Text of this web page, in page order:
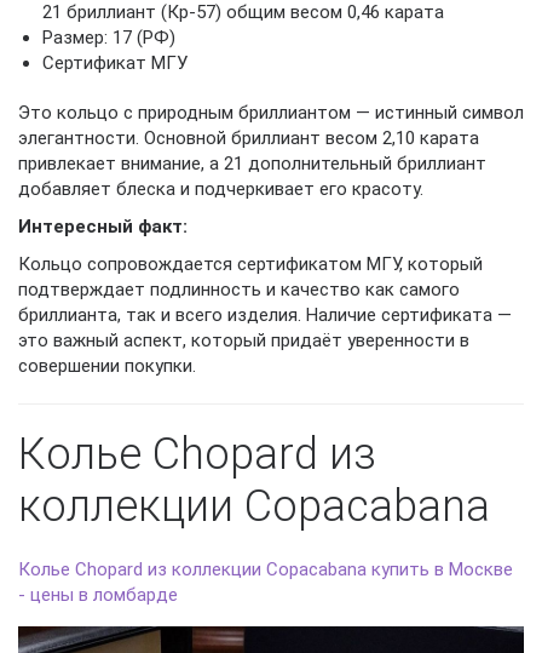
21 бриллиант (Кр-57) общим весом 0,46 карата
Размер: 17 (РФ)
Сертификат МГУ
Это кольцо с природным бриллиантом — истинный символ
элегантности. Основной бриллиант весом 2,10 карата
привлекает внимание, а 21 дополнительный бриллиант
добавляет блеска и подчеркивает его красоту.
Интересный факт:
Кольцо сопровождается сертификатом МГУ, который
подтверждает подлинность и качество как самого
бриллианта, так и всего изделия. Наличие сертификата —
это важный аспект, который придаёт уверенности в
совершении покупки.
Колье Chopard из
коллекции Copacabana
Колье Chopard из коллекции Copacabana купить в Москве
- цены в ломбарде